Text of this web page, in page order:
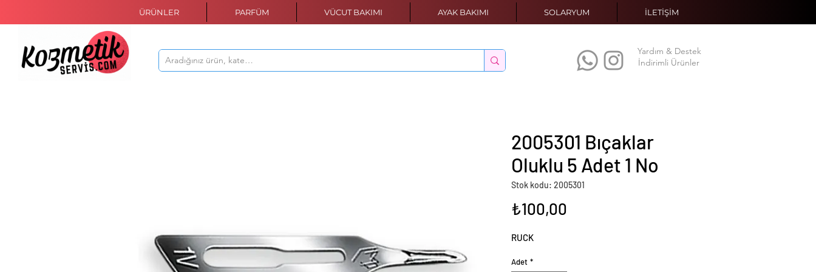
ÜRÜNLER PARFÜM VÜCUT BAKIMI AYAK BAKIMI SOLARYUM İLETİŞİM
Yardım & Destek
İndirimli Ürünler
2005301 Bıçaklar
Oluklu 5 Adet 1 No
Stok kodu: 2005301
₺100,00
RUCK
Adet *